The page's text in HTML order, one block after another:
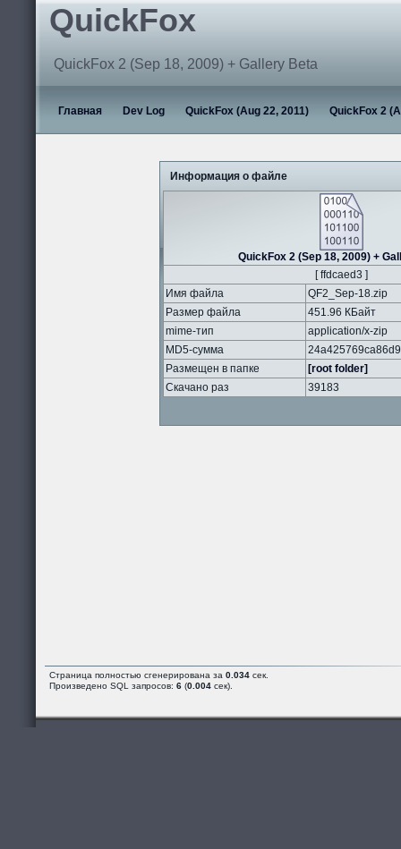
QuickFox
QuickFox 2 (Sep 18, 2009) + Gallery Beta
Главная Dev Log QuickFox (Aug 22, 2011) QuickFox 2
Информация о файле
QuickFox 2 (Sep 18, 2009) +
[ ffdcaed3 ]
Имя файла
QF2_Sep-18.zip
Размер файла
451.96 КБайт
mime-тип
application/x-zip
MD5-сумма
Размещен в папке
[root folder]
Скачано раз
39183
Страница полностью сгенерирована за 0.034 сек.
Произведено SQL запросов: 6 (0.004 сек).